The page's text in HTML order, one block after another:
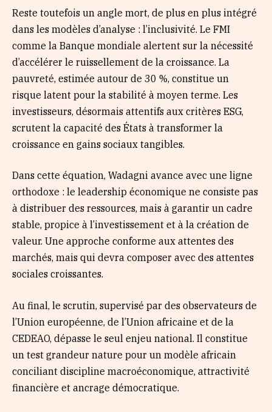
Reste toutefois un angle mort, de plus en plus intégré
dans les modèles d’analyse : l’inclusivité. Le FMI
comme la Banque mondiale alertent sur la nécessité
d’accélérer le ruissellement de la croissance. La
pauvreté, estimée autour de 30 %, constitue un
risque latent pour la stabilité à moyen terme. Les
investisseurs, désormais attentifs aux critères ESG,
scrutent la capacité des États à transformer la
croissance en gains sociaux tangibles.
Dans cette équation, Wadagni avance avec une ligne
orthodoxe : le leadership économique ne consiste pas
à distribuer des ressources, mais à garantir un cadre
stable, propice à l’investissement et à la création de
valeur. Une approche conforme aux attentes des
marchés, mais qui devra composer avec des attentes
sociales croissantes.
Au final, le scrutin, supervisé par des observateurs de
l’Union européenne, de l’Union africaine et de la
CEDEAO, dépasse le seul enjeu national. Il constitue
un test grandeur nature pour un modèle africain
conciliant discipline macroéconomique, attractivité
financière et ancrage démocratique.